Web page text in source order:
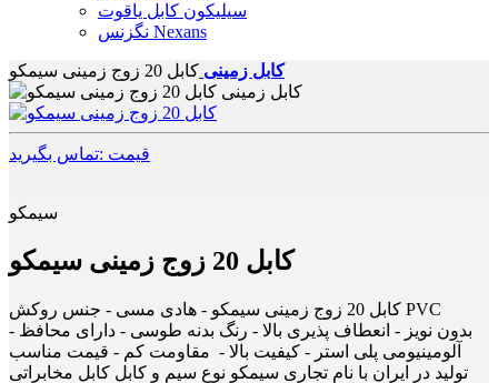
سیلیکون کابل یاقوت
نگزنس Nexans
کابل زمینی کابل 20 زوج زمینی سیمکو
قیمت :تماس بگیرید
سیمکو
کابل 20 زوج زمینی سیمکو
کابل 20 زوج زمینی سیمکو - هادی مسی - جنس روکش PVC
- بدون نویز - انعطاف پذیری بالا - رنگ بدنه طوسی - دارای محافظ
آلومینیومی پلی استر - کیفیت بالا - مقاومت کم - قیمت مناسب
تولید در ایران با نام تجاری سیمکو نوع سیم و کابل کابل مخابراتی